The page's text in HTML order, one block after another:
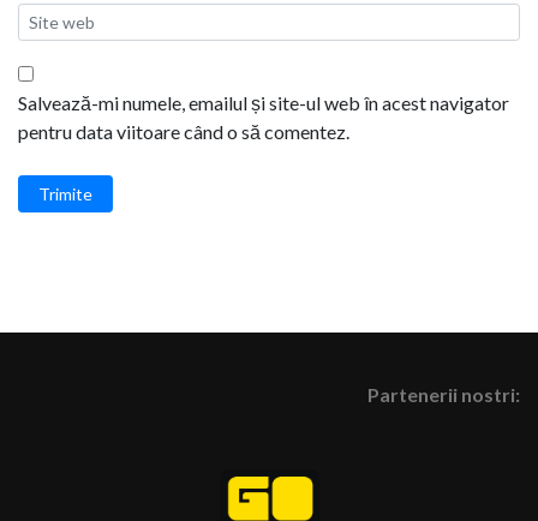
Salvează-mi numele, emailul și site-ul web în acest navigator
pentru data viitoare când o să comentez.
Trimite
Partenerii nostri: